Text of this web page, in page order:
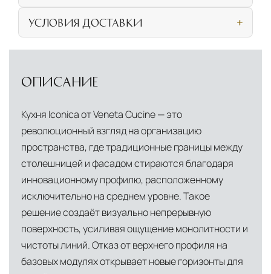
личном посещении нашего салона
Безналичная оплата по счёту для
Дистанционная оплата по QR-коду через
Индивидуальные условия для крупных
проектов, включая оплату по банковской
гарантии
УСЛОВИЯ ДОСТАВКИ
Прямая доставка из Европы
Италии, откуда осуществляется прямое
снабжение мебелью, дверными конструкциями
и осветительными приборами. Это позволяет
нам гарантировать качество товара на всех
этапах транспортировки и исключить
посредников.
Собственные складские комплексы Мы
располагаем принадлежащими нам
складскими объектами в Москве, где хранятся
ОПИСАНИЕ
Кухня Iconica от Veneta Cucine — это
революционный взгляд на организацию
пространства, где традиционные границы между
столешницей и фасадом стираются благодаря
инновационному профилю, расположенному
исключительно на среднем уровне. Такое
решение создаёт визуально непрерывную
поверхность, усиливая ощущение монолитности и
чистоты линий. Отказ от верхнего профиля на
базовых модулях открывает новые горизонты для